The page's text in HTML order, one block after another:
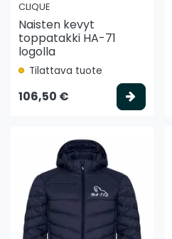
CLIQUE
Naisten kevyt
toppatakki HA-71
logolla
Tilattava tuote
106,50 €